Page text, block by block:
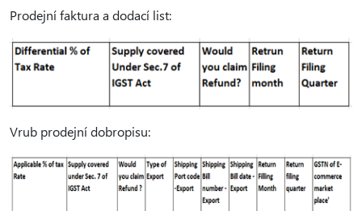
Prodejní faktura a dodací list:
Vrub prodejní dobropisu: